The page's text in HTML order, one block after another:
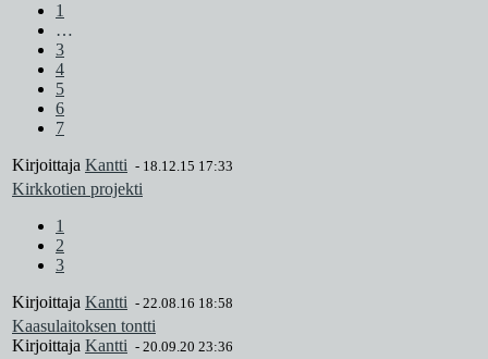
1
…
3
4
5
6
7
Kirjoittaja Kantti - 18.12.15 17:33
Kirkkotien projekti
1
2
3
Kirjoittaja Kantti - 22.08.16 18:58
Kaasulaitoksen tontti
Kirjoittaja Kantti - 20.09.20 23:36